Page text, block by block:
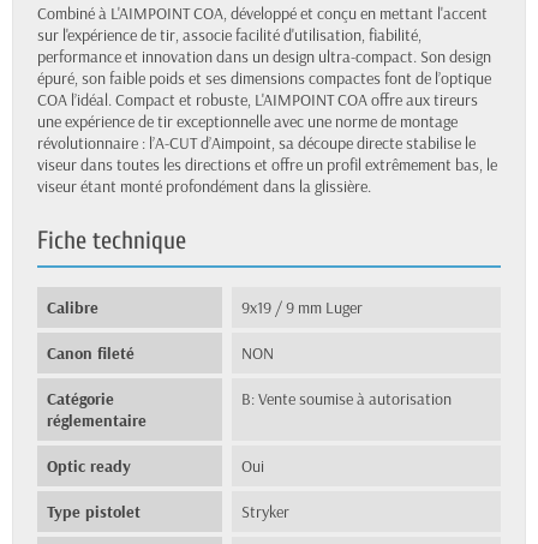
Combiné à L'AIMPOINT COA, développé et conçu en mettant l'accent
sur l'expérience de tir, associe facilité d'utilisation, fiabilité,
performance et innovation dans un design ultra-compact. Son design
épuré, son faible poids et ses dimensions compactes font de l’optique
COA l’idéal. Compact et robuste, L'AIMPOINT COA offre aux tireurs
une expérience de tir exceptionnelle avec une norme de montage
révolutionnaire : l’A-CUT d’Aimpoint, sa découpe directe stabilise le
viseur dans toutes les directions et offre un profil extrêmement bas, le
viseur étant monté profondément dans la glissière.
Fiche technique
Calibre 9x19 / 9 mm Luger
Canon fileté NON
Catégorie
réglementaire
B: Vente soumise à autorisation
Optic ready Oui
Type pistolet Stryker